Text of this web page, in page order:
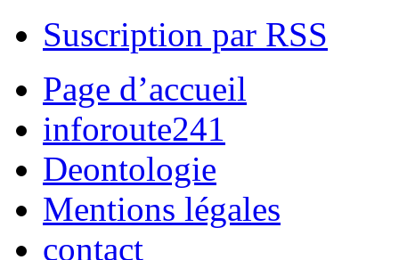
Suscription par RSS
Page d’accueil
inforoute241
Deontologie
Mentions légales
contact